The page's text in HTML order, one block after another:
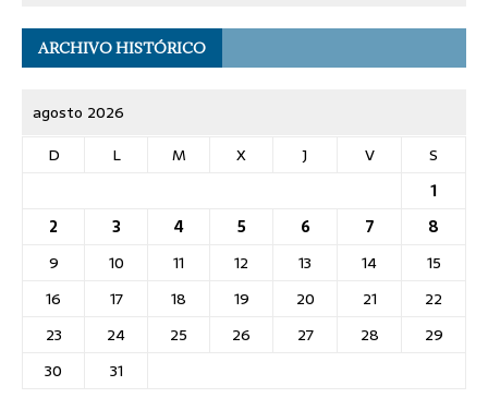
ARCHIVO HISTÓRICO
agosto 2026
D
L M X J V
S
1
2
3 4 5 6 7
8
9
10 11 12 13 14
15
16
17 18 19 20 21
22
23
24 25 26 27 28
29
30
31